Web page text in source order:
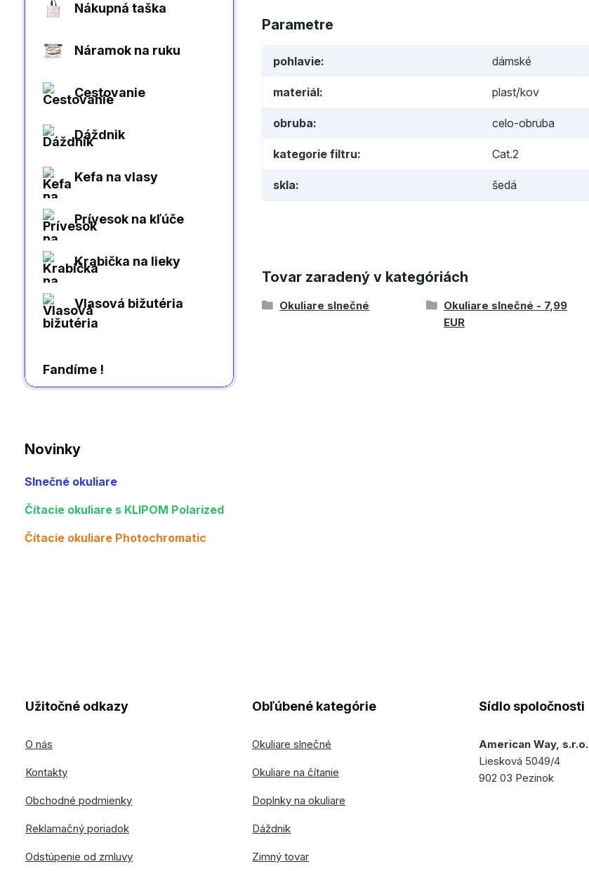
Nákupná taška
Náramok na ruku
Cestovanie
Dáždnik
Kefa na vlasy
Prívesok na kľúče
Krabička na lieky
Vlasová bižutéria
Fandíme !
Novinky
Slnečné okuliare
Čítacie okuliare s KLIPOM Polarized
Čítacie okuliare Photochromatic
Parametre
pohlavie dámské
materiál plast/kov
obruba celo-obruba
kategorie filtru Cat.2
skla šedá
Tovar zaradený v kategóriách
Okuliare slnečné
Okuliare slnečné - 7,99
EUR
Užitočné odkazy
O nás
Kontakty
Obchodné podmienky
Reklamačný poriadok
Odstúpenie od zmluvy
Obľúbené kategórie
Okuliare slnečné
Okuliare na čítanie
Doplnky na okuliare
Dáždnik
Zimný tovar
Sídlo spoločnosti
American Way, s.r.o.
Liesková 5049/4
902 03 Pezinok